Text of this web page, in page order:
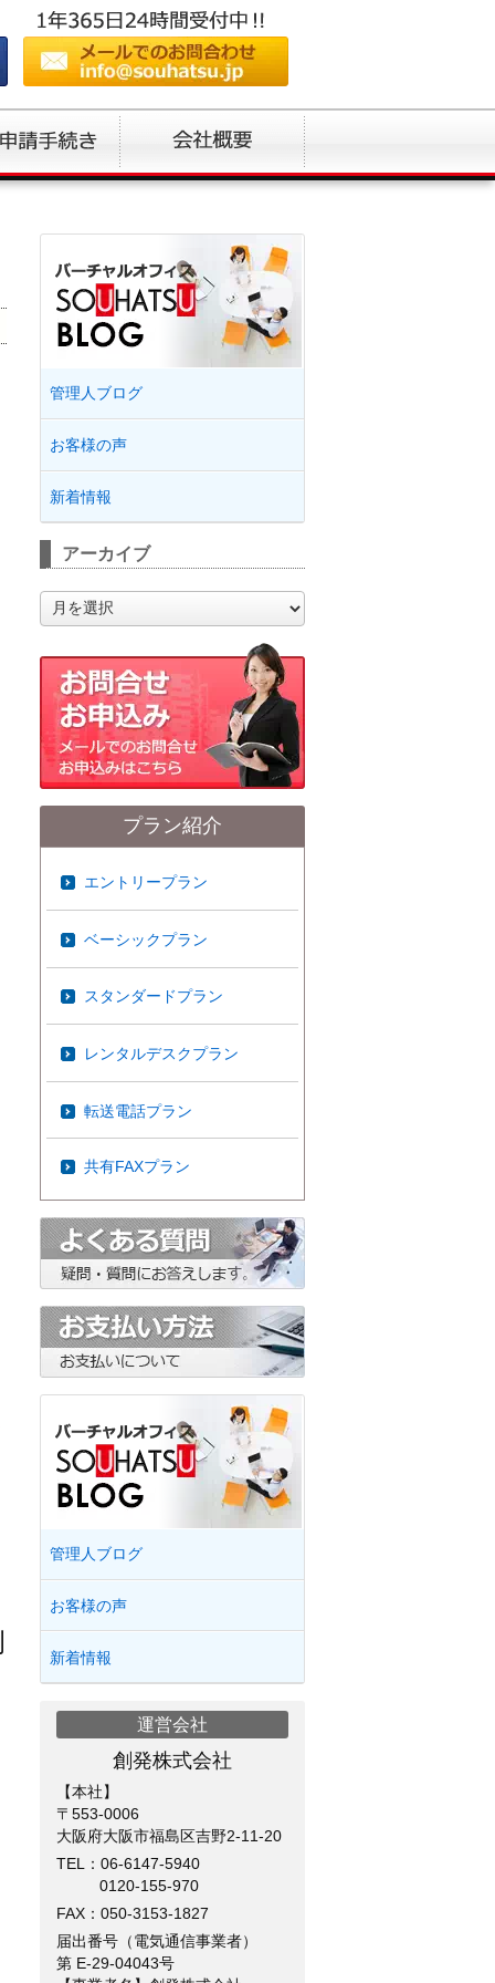
管理人ブログ
お客様の声
新着情報
アーカイブ
ー
ブ
プラン紹介
エントリープラン
ベーシックプラン
スタンダードプラン
レンタルデスクプラン
転送電話プラン
共有FAXプラン
管理人ブログ
お客様の声
新着情報
運営会社
創発株式会社
【本社】
〒553-0006
大阪府大阪市福島区吉野2-11-20
TEL： 06-6147-5940
0120-155-970
FAX：050-3153-1827
届出番号（電気通信事業者）
第 E-29-04043号